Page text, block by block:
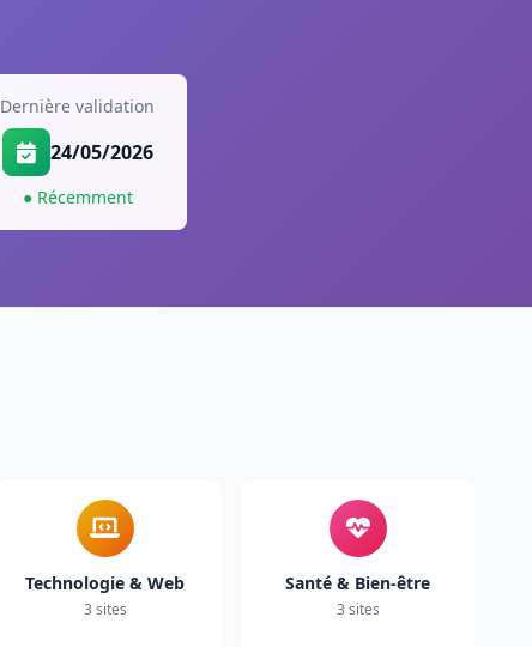
Dernière validation
24/05/2026
● Récemment
Technologie & Web
3 sites
Santé & Bien-être
3 sites